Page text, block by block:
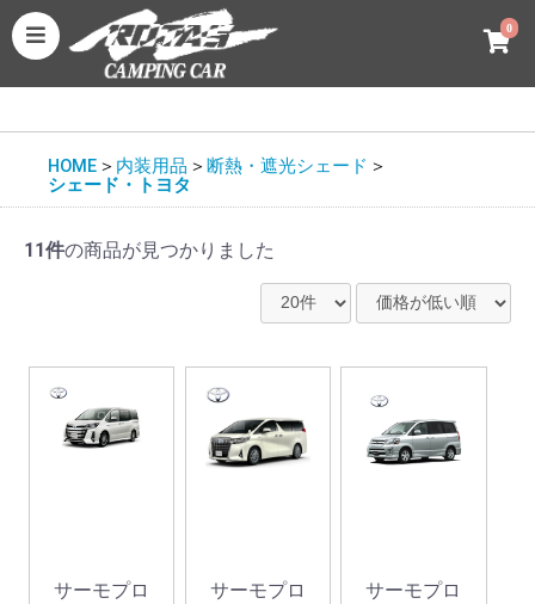
0
HOME ＞ 内装用品 ＞ 断熱・遮光シェード ＞
シェード・トヨタ
11件の商品が見つかりました
サーモプロ
サーモプロ
サーモプロ